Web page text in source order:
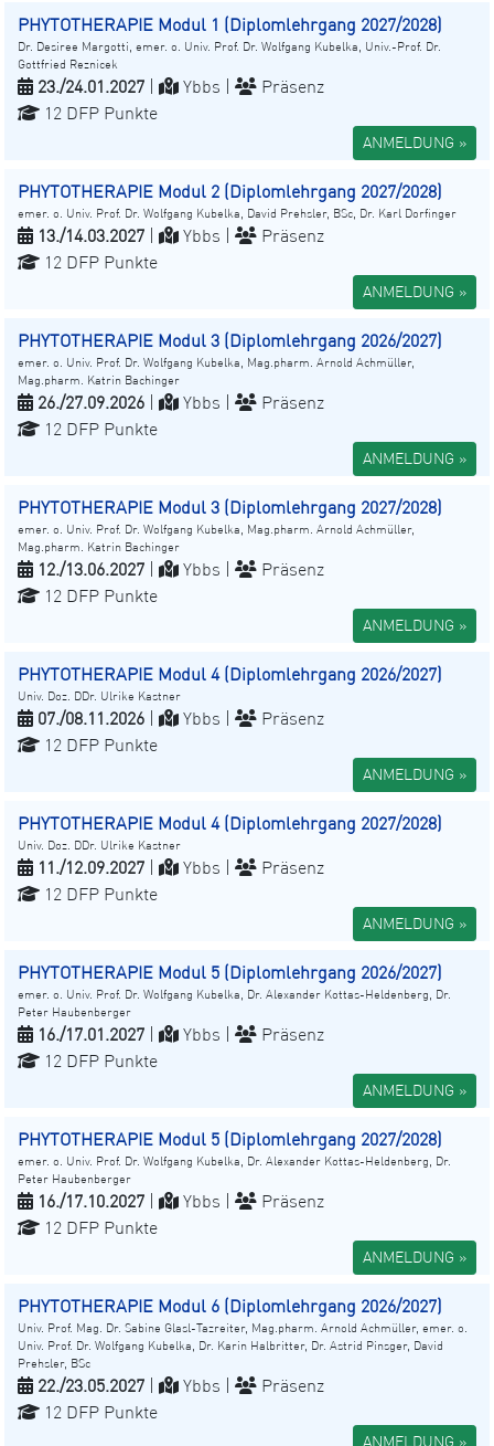
PHYTOTHERAPIE Modul 1 (Diplomlehrgang 2027/2028)
Dr. Desiree Margotti, emer. o. Univ. Prof. Dr. Wolfgang Kubelka, Univ.-Prof. Dr.
Gottfried Reznicek
23./24.01.2027 Ybbs |
Präsenz
12 DFP Punkte
ANMELDUNG »
PHYTOTHERAPIE Modul 2 (Diplomlehrgang 2027/2028)
emer. o. Univ. Prof. Dr. Wolfgang Kubelka, David Prehsler, BSc, Dr. Karl Dorfinger
13./14.03.2027 Ybbs |
Präsenz
12 DFP Punkte
ANMELDUNG »
PHYTOTHERAPIE Modul 3 (Diplomlehrgang 2026/2027)
emer. o. Univ. Prof. Dr. Wolfgang Kubelka, Mag.pharm. Arnold Achmüller,
Mag.pharm. Katrin Bachinger
26./27.09.2026 Ybbs |
Präsenz
12 DFP Punkte
ANMELDUNG »
PHYTOTHERAPIE Modul 3 (Diplomlehrgang 2027/2028)
emer. o. Univ. Prof. Dr. Wolfgang Kubelka, Mag.pharm. Arnold Achmüller,
Mag.pharm. Katrin Bachinger
12./13.06.2027 Ybbs |
Präsenz
12 DFP Punkte
ANMELDUNG »
PHYTOTHERAPIE Modul 4 (Diplomlehrgang 2026/2027)
Univ. Doz. DDr. Ulrike Kastner
07./08.11.2026 Ybbs |
Präsenz
12 DFP Punkte
ANMELDUNG »
PHYTOTHERAPIE Modul 4 (Diplomlehrgang 2027/2028)
Univ. Doz. DDr. Ulrike Kastner
11./12.09.2027 Ybbs |
Präsenz
12 DFP Punkte
ANMELDUNG »
PHYTOTHERAPIE Modul 5 (Diplomlehrgang 2026/2027)
emer. o. Univ. Prof. Dr. Wolfgang Kubelka, Dr. Alexander Kottas-Heldenberg, Dr.
Peter Haubenberger
16./17.01.2027 Ybbs |
Präsenz
12 DFP Punkte
ANMELDUNG »
PHYTOTHERAPIE Modul 5 (Diplomlehrgang 2027/2028)
emer. o. Univ. Prof. Dr. Wolfgang Kubelka, Dr. Alexander Kottas-Heldenberg, Dr.
Peter Haubenberger
16./17.10.2027 Ybbs |
Präsenz
12 DFP Punkte
ANMELDUNG »
PHYTOTHERAPIE Modul 6 (Diplomlehrgang 2026/2027)
Univ. Prof. Mag. Dr. Sabine Glasl-Tazreiter, Mag.pharm. Arnold Achmüller, emer. o.
Univ. Prof. Dr. Wolfgang Kubelka, Dr. Karin Halbritter, Dr. Astrid Pinsger, David
Prehsler, BSc
22./23.05.2027 Ybbs |
Präsenz
12 DFP Punkte
ANMELDUNG »